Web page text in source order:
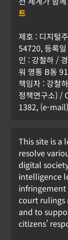
트
제호 : 디지털
54720, 등록
인 : 강철하 /
워 영통 B동
책임자 : 강철
정책연구소) /
1382, (e-
This site is a
resolve
digital
intelligence
court rulings
and to
citizens’